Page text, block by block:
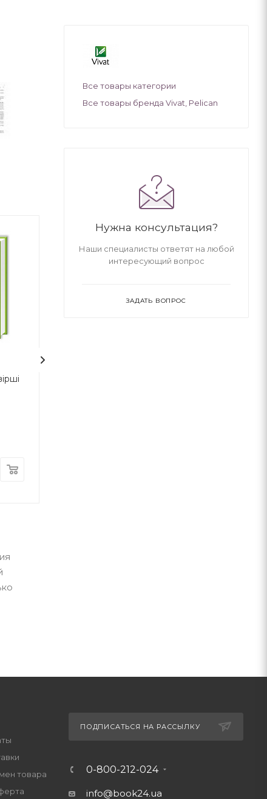
Все товары категории
Все товары бренда Vivat, Pelican
Нужна консультация?
Наши специалисты ответят на любой
интересующий вопрос
ЗАДАТЬ ВОПРОС
товара
ПОДПИСАТЬСЯ НА РАССЫЛКУ
0-800-212-024
info@book24.ua